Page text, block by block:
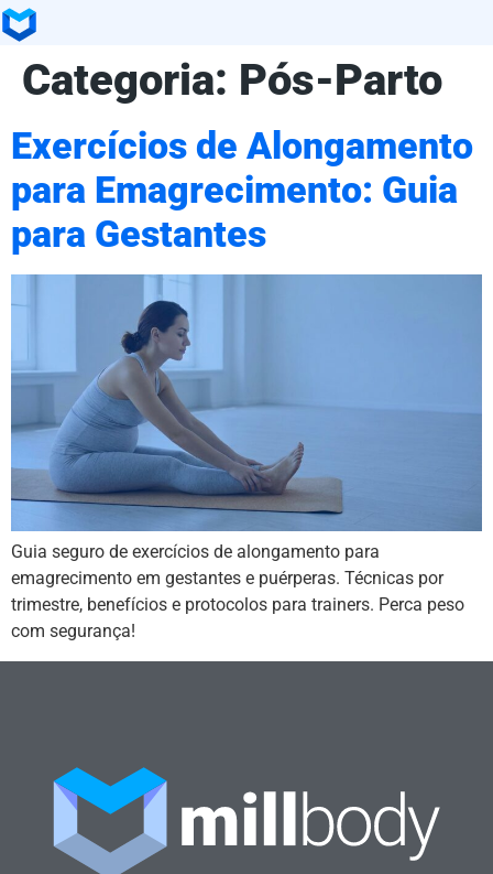
Categoria: Pós-Parto
Exercícios de Alongamento
para Emagrecimento: Guia
para Gestantes
Guia seguro de exercícios de alongamento para
emagrecimento em gestantes e puérperas. Técnicas por
trimestre, benefícios e protocolos para trainers. Perca peso
com segurança!